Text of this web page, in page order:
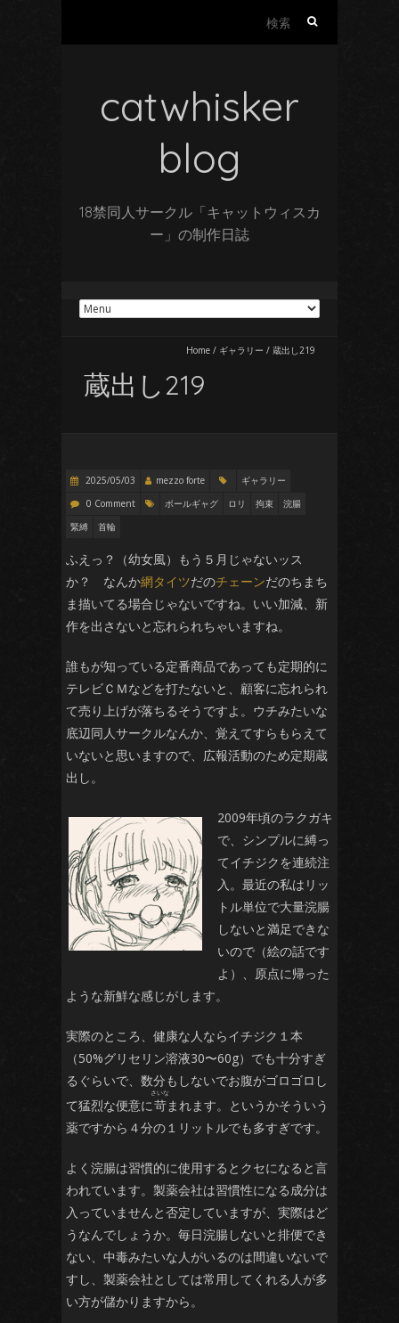
catwhisker
blog
18禁同人サークル「キャットウィスカ
ー」の制作日誌
Home / ギャラリー / 蔵出し219
蔵出し219
2025/05/03 mezzo forte
ギャラリー
0 Comment
ボールギャグ ロリ 拘束
浣腸
緊縛
首輪
ふえっ？（幼女風）もう５月じゃないッス
か？ なんか網タイツだのチェーンだのちまち
ま描いてる場合じゃないですね。いい加減、新
作を出さないと忘れられちゃいますね。
誰もが知っている定番商品であっても定期的に
テレビＣＭなどを打たないと、顧客に忘れられ
て売り上げが落ちるそうですよ。ウチみたいな
底辺同人サークルなんか、覚えてすらもらえて
いないと思いますので、広報活動のため定期蔵
出し。
2009年頃のラクガキ
で、シンプルに縛っ
てイチジクを連続注
入。最近の私はリッ
トル単位で大量浣腸
しないと満足できな
いので（絵の話です
よ）、原点に帰った
ような新鮮な感じがします。
実際のところ、健康な人ならイチジク１本
（50%グリセリン溶液30〜60g）でも十分すぎ
るぐらいで、数分もしないでお腹がゴロゴロし
て猛烈な便意に苛まれます。というかそういう
薬ですから４分の１リットルでも多すぎです。
よく浣腸は習慣的に使用するとクセになると言
われています。製薬会社は習慣性になる成分は
入っていませんと否定していますが、実際はど
うなんでしょうか。毎日浣腸しないと排便でき
ない、中毒みたいな人がいるのは間違いないで
すし、製薬会社としては常用してくれる人が多
い方が儲かりますから。